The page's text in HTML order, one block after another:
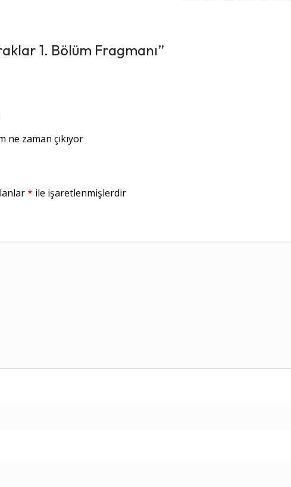
1. Bölüm Fragmanı”
ne zaman çıkıyor
* ile işaretlenmişlerdir